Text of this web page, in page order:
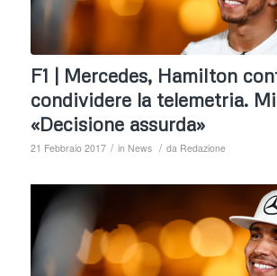
F1 | Mercedes, Hamilton
condividere la telemetria.
«Decisione assurda»
21 Febbraio 2017 / in News / da Redazione